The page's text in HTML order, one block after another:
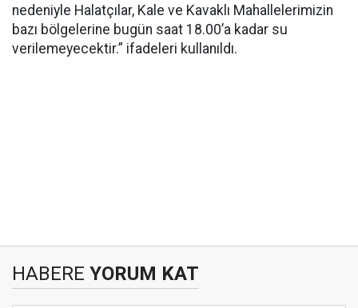
nedeniyle Halatçılar, Kale ve Kavaklı Mahallelerimizin
bazı bölgelerine bugün saat 18.00’a kadar su
verilemeyecektir.” ifadeleri kullanıldı.
HABERE YORUM KAT